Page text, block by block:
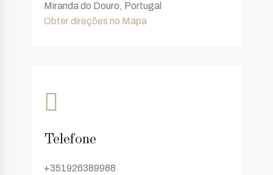
Miranda do Douro, Portugal
Obter direções no Mapa
Telefone
+351926389988